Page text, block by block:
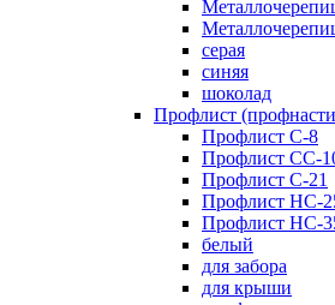
серая
синяя
шоколад
Профлист
Профлист С-8
Профлист СС-
Профлист C-21
Профлист НС-
Профлист НС-
белый
для забора
для крыши